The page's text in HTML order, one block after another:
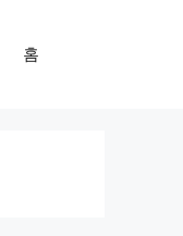
홈